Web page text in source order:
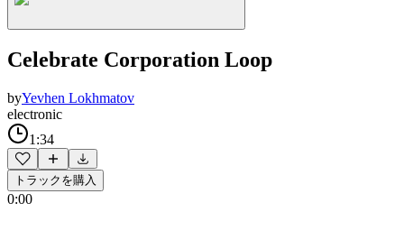
Celebrate Corporation Loop
byYevhen Lokhmatov
electronic
1:34
トラックを購入
0:00